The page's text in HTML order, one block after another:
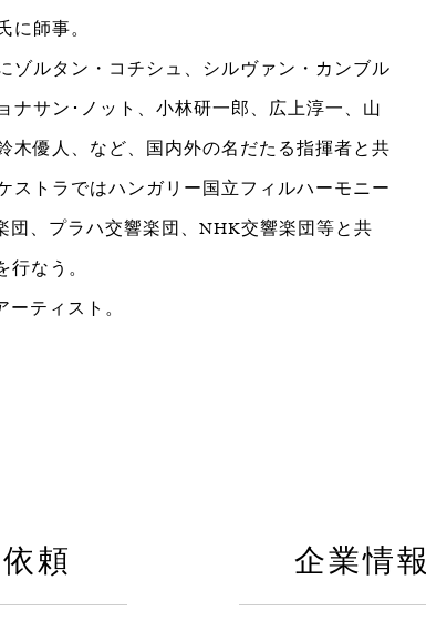
に師事。
ゾルタン・コチシュ、シルヴァン・カンブル
ナサン･ノット、小林研一郎、広上淳一、山
木優人、など、国内外の名だたる指揮者と共
ストラではハンガリー国立フィルハーモニー
、プラハ交響楽団、NHK交響楽団等と共
なう。
ティスト。
頼 企業情報